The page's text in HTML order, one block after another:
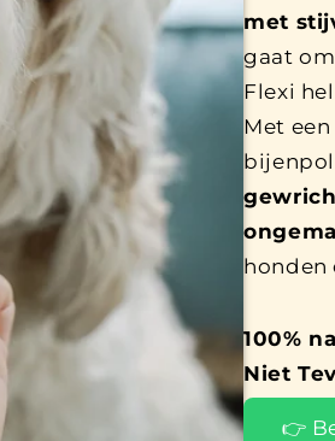
met
gaat
Flexi
Met
honden
100%
Niet
👉